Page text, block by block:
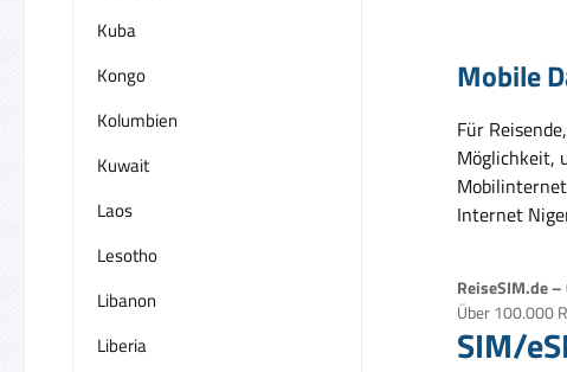
Kuba
Kongo
Kolumbien
Kuwait
Laos
Lesotho
Libanon
Liberia
Mobile
Für
Möglichkeit,
Internet
ReiseSIM.de
Über 100.000
SIM/